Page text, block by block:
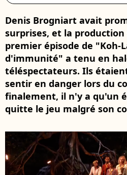
Denis Brogniart avait
surprises, et la
premier épisode de "Koh-
d'immunité" a tenu en
téléspectateurs. Ils
sentir en danger lors du
finalement, il n'y a qu'un
quitte le jeu malgré son